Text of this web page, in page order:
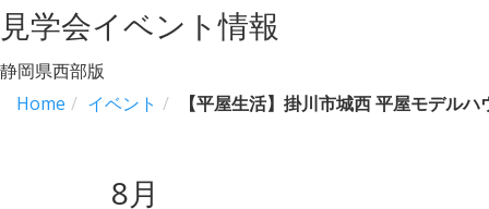
見学会イベント情報
静岡県西部版
Home
イベント 【平屋生活】掛川市城西 平屋モデルハ
8月